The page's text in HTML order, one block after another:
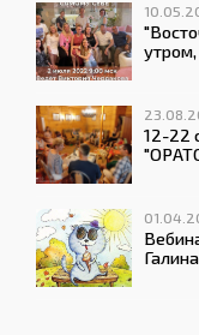
12-22